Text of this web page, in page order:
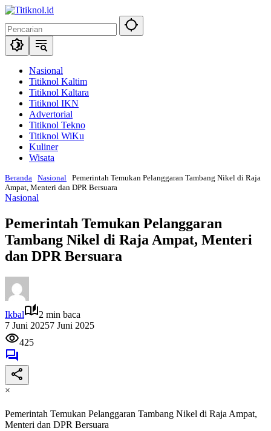
Langsung
konten
Nasional
Titiknol Kaltim
Titiknol Kaltara
Titiknol IKN
Advertorial
Titiknol Tekno
Titiknol WiKu
Kuliner
Wisata
Beranda Nasional Pemerintah Temukan Pelanggaran Tambang Nikel di Raja
Ampat, Menteri dan DPR Bersuara
Nasional
Pemerintah Temukan Pelanggaran
Tambang Nikel di Raja Ampat, Menteri
dan DPR Bersuara
Ikbal
2 min baca
7 Juni 20257 Juni 2025
425
×
Pemerintah Temukan Pelanggaran Tambang Nikel di Raja Ampat,
Menteri dan DPR Bersuara